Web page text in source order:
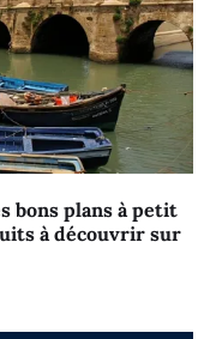
bons plans à petit
à découvrir sur